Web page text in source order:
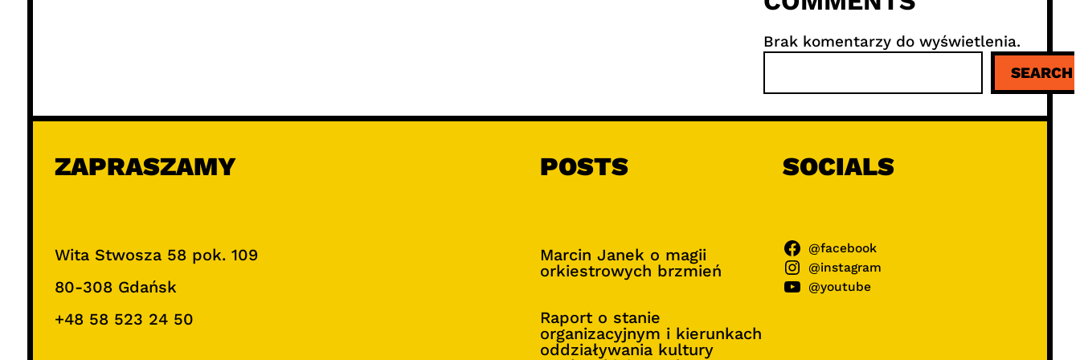
Brak komentarzy do wyświetlenia.
u
k
SEARCH
ZAPRASZAMY
Wita Stwosza 58 pok. 109
80-308 Gdańsk
+48 58 523 24 50
POSTS
Marcin Janek o magii
orkiestrowych brzmień
Raport o stanie
organizacyjnym i kierunkach
oddziaływania kultury
SOCIALS
@facebook
@instagram
@youtube